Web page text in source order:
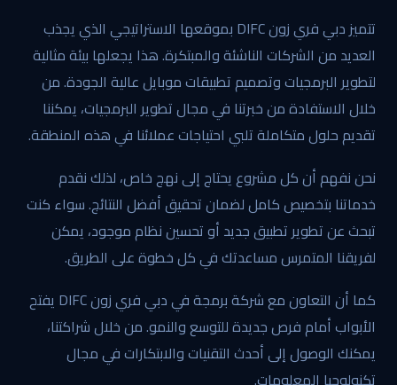
تتميز دبي فري زون DIFC بموقعها الاستراتيجي الذي يجذب
العديد من الشركات الناشئة والمبتكرة. هذا يجعلها بيئة مثالية
لتطوير البرمجيات وتصميم تطبيقات موبايل عالية الجودة. من
خلال الاستفادة من خبرتنا في مجال تطوير البرمجيات، يمكننا
تقديم حلول متكاملة تلبي احتياجات عملائنا في هذه المنطقة.
نحن نفهم أن كل مشروع يحتاج إلى نهج خاص، لذلك نقدم
خدماتنا بتخصيص كامل لضمان تحقيق أفضل النتائج. سواء كنت
تبحث عن تطوير تطبيق جديد أو تحسين نظام موجود، يمكن
لفريقنا المتمرس مساعدتك في كل خطوة على الطريق.
كما أن التعاون مع شركة برمجة في دبي فري زون DIFC يفتح
الأبواب أمام فرص جديدة للتوسع والنمو. من خلال شراكتنا،
يمكنك الوصول إلى أحدث التقنيات والابتكارات في مجال
تكنولوجيا المعلومات.